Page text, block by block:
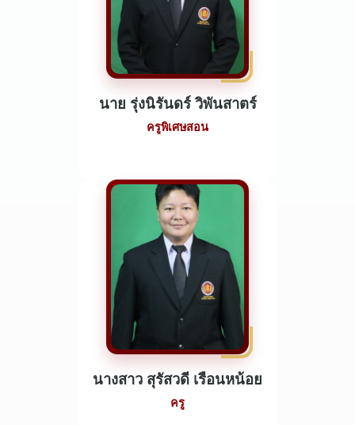
นาย รุ่งนิรันดร์ วิพันสาตร์
ครูพิเศษสอน
นางสาว สุรัสวดี เรือนหน้อย
ครู